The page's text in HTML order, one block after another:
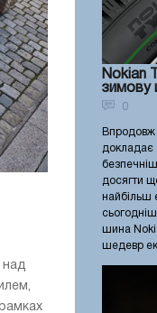
над
Nokian
зимову
0
Впродовж
докладає
досягти
найбільш
шина
шедевр